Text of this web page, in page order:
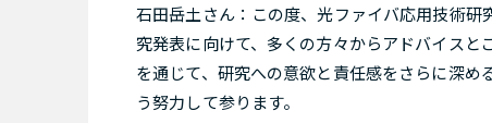
石田岳土さん：この度、光ファイバ応用技術
究発表に向けて、多くの方々からアドバイス
を通じて、研究への意欲と責任感をさらに深
う努力して参ります。